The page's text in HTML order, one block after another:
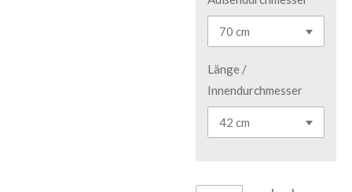
Länge /
Innendurchmesser